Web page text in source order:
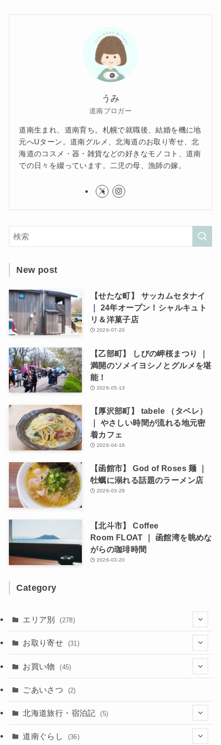
うみ
道南ブロガー
道南生まれ、道南育ち。札幌で就職後、結婚を機に地
元へUターン。道南グルメ、北海道のお取り寄せ、北
海道のコスメ・器・雑貨などの好きなモノコト、道南
での日々を綴っています。二児の母、漁師の嫁。
New post
【せたな町】 サッカムセタナイ
｜ 24年オープン！シャルキュト
リ＆洋菓子店
2026-07-20
【乙部町】 しびの岬桜まつり ｜
満開のソメイヨシノとグルメを堪
能！
2026-05-13
【厚沢部町】 tabele （タベレ）
｜ やさしい時間が流れる地元密
着カフェ
2026-04-16
【函館市】 God of Roses 麺 ｜
牡蠣に溺れる話題のラーメン店
2026-03-29
【北斗市】 Coffee
Room FLOAT ｜ 函館湾を眺めな
がらの珈琲時間
2026-03-20
Category
エリア別 (278)
(102)
(2)
(16)
(137)
(78)
お取り寄せ (31)
(4)
お買い物 (45)
(10)
ごあいさつ (2)
北海道旅行・宿泊記 (5)
(5)
道南ぐらし (36)